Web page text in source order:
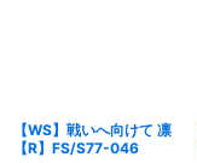
【WS】戦いへ向けて 凛
【R】FS/S77-046